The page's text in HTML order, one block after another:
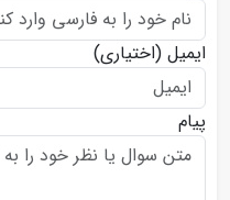
ایمیل (اختیاری)
پیام